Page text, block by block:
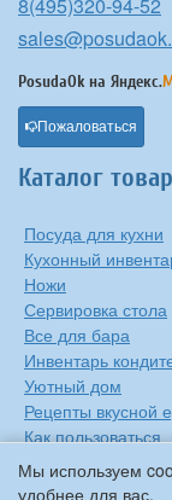
Мы используем
удобнее для вас.
PosudaOk на Яндекс.
Пожаловаться
Каталог
Посуда для кухни
Кухонный
Ножи
Сервировка стола
Все для бара
Инвентарь
Уютный дом
Рецепты вкусной
Как пользоваться
сковородкой